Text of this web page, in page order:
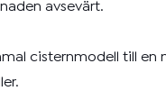
avsevärt.
cisternmodell till en